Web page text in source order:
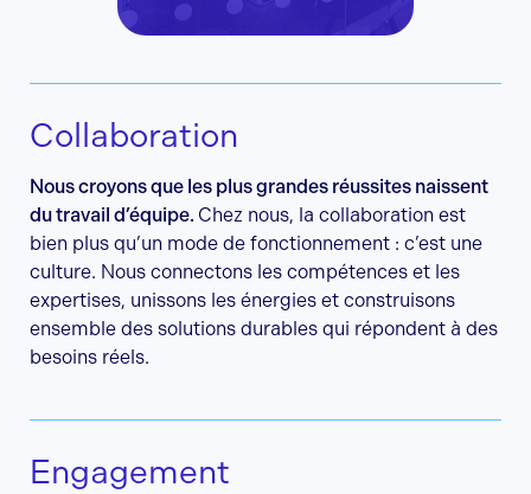
Collaboration
Nous croyons que les plus grandes réussites naissent
du travail d’équipe. Chez nous, la collaboration est
bien plus qu’un mode de fonctionnement : c’est une
culture. Nous connectons les compétences et les
expertises, unissons les énergies et construisons
ensemble des solutions durables qui répondent à des
besoins réels.
Engagement